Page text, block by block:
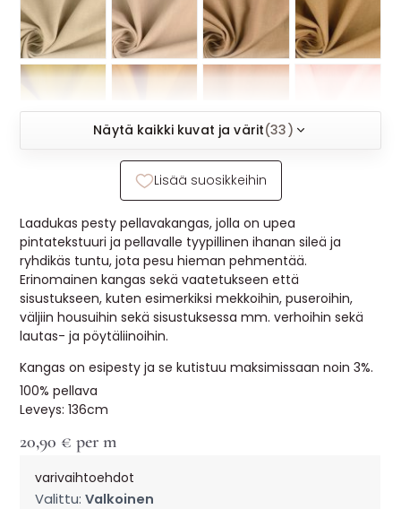
MUUT
🔖 OUTLET
USEIN KYSYTTYÄ
Laadukas pesty pellavakangas, jolla on upea
pintatekstuuri ja pellavalle tyypillinen ihanan sileä ja
ryhdikäs tuntu, jota pesu hieman pehmentää.
Erinomainen kangas sekä vaatetukseen että
sisustukseen, kuten esimerkiksi mekkoihin, puseroihin,
väljiin housuihin sekä sisustuksessa mm. verhoihin sekä
lautas- ja pöytäliinoihin.
Kangas on esipesty ja se kutistuu maksimissaan noin 3%.
100% pellava
Leveys: 136cm
20,90 € per m
varivaihtoehdot
Valittu:Valkoinen
Näytä kaikki kuvat ja värit(33)
Lisää suosikkeihin